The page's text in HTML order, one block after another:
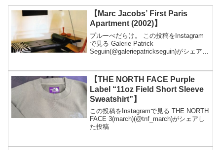
【Marc Jacobs’ First Paris
Apartment (2002)】
プルーべだらけ。 この投稿をInstagram
で見る Galerie Patrick
Seguin(@galeriepatrickseguin)がシェアし
【THE NORTH FACE Purple
Label “11oz Field Short Sleeve
Sweatshirt”】
この投稿をInstagramで見る THE NORTH
FACE 3(march)(@tnf_march)がシェアし
た投稿